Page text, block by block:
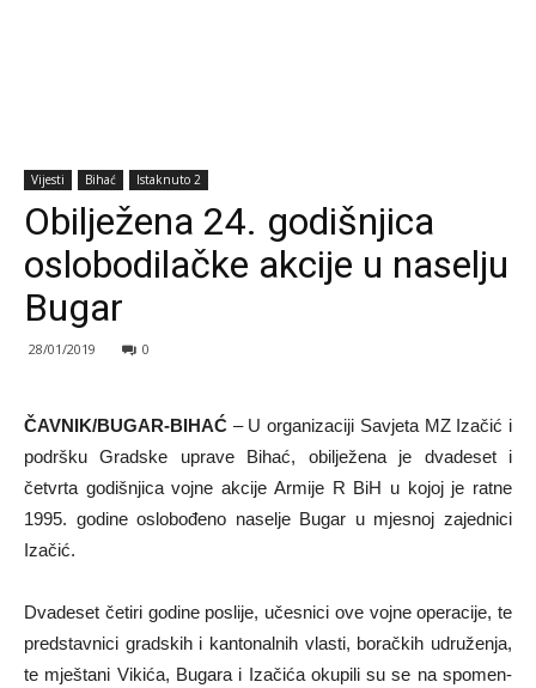
Vijesti Bihać Istaknuto 2
Obilježena 24. godišnjica
oslobodilačke akcije u naselju
Bugar
28/01/2019 0
ČAVNIK/BUGAR-BIHAĆ – U organizaciji Savjeta MZ Izačić i
podršku Gradske uprave Bihać, obilježena je dvadeset i
četvrta godišnjica vojne akcije Armije R BiH u kojoj je ratne
1995. godine oslobođeno naselje Bugar u mjesnoj zajednici
Izačić.
Dvadeset četiri godine poslije, učesnici ove vojne operacije, te
predstavnici gradskih i kantonalnih vlasti, boračkih udruženja,
te mještani Vikića, Bugara i Izačića okupili su se na spomen-